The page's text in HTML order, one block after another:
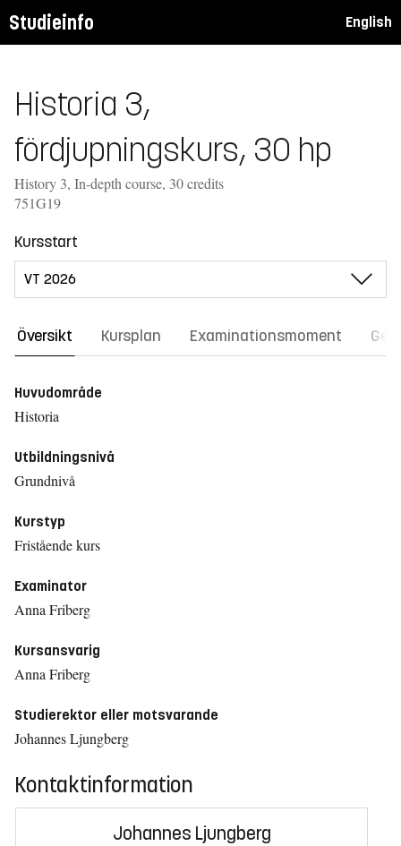
Studieinfo English
Historia 3,
fördjupningskurs, 30 hp
History 3, In-depth course, 30 credits
751G19
Kursstart
Översikt Kursplan Examinationsmoment
Huvudområde
Historia
Utbildningsnivå
Grundnivå
Kurstyp
Fristående kurs
Examinator
Anna Friberg
Kursansvarig
Anna Friberg
Studierektor eller motsvarande
Johannes Ljungberg
Kontaktinformation
Johannes Ljungberg